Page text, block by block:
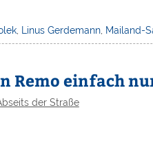
, Linus Gerdemann, Mailand-
Remo einfach
der Straße